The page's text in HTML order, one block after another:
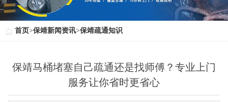
首页>保靖新闻资讯>保靖疏通知识
保靖马桶堵塞自己疏通还是找师傅？专业上门
服务让你省时更省心